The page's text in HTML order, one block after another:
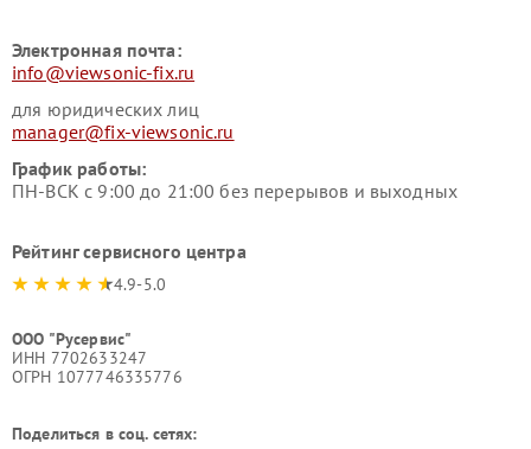
Электронная почта:
info@viewsonic-fix.ru
для юридических лиц
manager@fix-viewsonic.ru
График работы:
ПН-ВСК с 9:00 до 21:00 без перерывов и выходных
Рейтинг сервисного центра
4.9-5.0
ООО "Русервис"
ИНН 7702633247
ОГРН 1077746335776
Поделиться в соц. сетях: